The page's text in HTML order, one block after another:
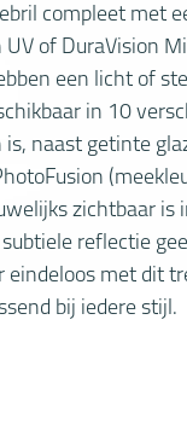
compleet met
UV of DuraVision
een licht of
in 10
is, naast getinte
zichtbaar is
reflectie
eindeloos met dit
bij iedere stijl.